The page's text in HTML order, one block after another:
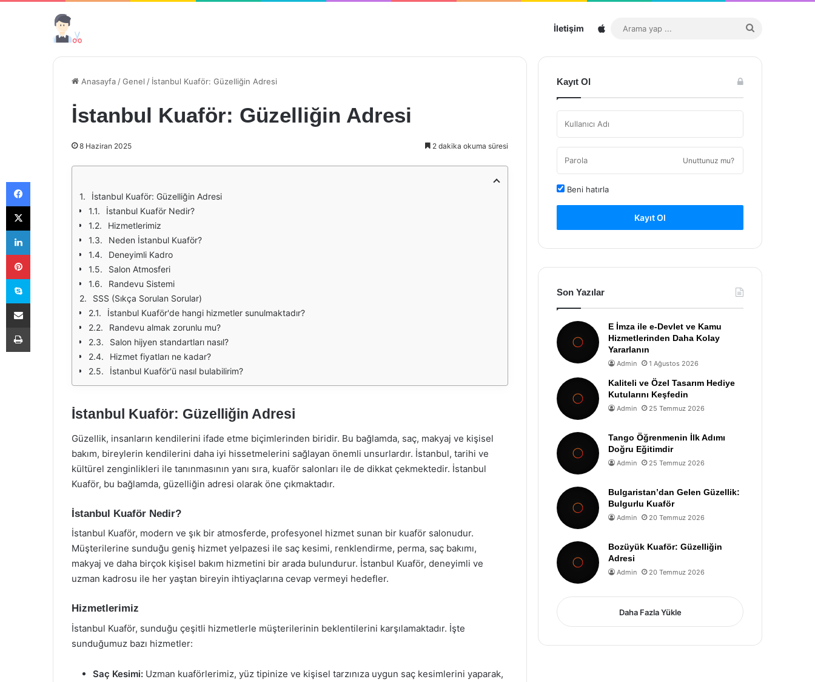
İletişim Sitemap
Anasayfa /Genel / İstanbul Kuaför: Güzelliğin Adresi
İstanbul Kuaför: Güzelliğin Adresi
8 Haziran 2025 2 dakika okuma süresi
İstanbul Kuaför: Güzelliğin Adresi
İstanbul Kuaför Nedir?
Hizmetlerimiz
Neden İstanbul Kuaför?
Deneyimli Kadro
Salon Atmosferi
Randevu Sistemi
SSS (Sıkça Sorulan Sorular)
İstanbul Kuaför'de hangi hizmetler sunulmaktadır?
Randevu almak zorunlu mu?
Salon hijyen standartları nasıl?
Hizmet fiyatları ne kadar?
İstanbul Kuaför'ü nasıl bulabilirim?
İstanbul Kuaför: Güzelliğin Adresi
Güzellik, insanların kendilerini ifade etme biçimlerinden biridir. Bu bağlamda, saç, makyaj ve kişisel
bakım, bireylerin kendilerini daha iyi hissetmelerini sağlayan önemli unsurlardır. İstanbul, tarihi ve
kültürel zenginlikleri ile tanınmasının yanı sıra, kuaför salonları ile de dikkat çekmektedir. İstanbul
Kuaför, bu bağlamda, güzelliğin adresi olarak öne çıkmaktadır.
İstanbul Kuaför Nedir?
İstanbul Kuaför, modern ve şık bir atmosferde, profesyonel hizmet sunan bir kuaför salonudur.
Müşterilerine sunduğu geniş hizmet yelpazesi ile saç kesimi, renklendirme, perma, saç bakımı,
makyaj ve daha birçok kişisel bakım hizmetini bir arada bulundurur. İstanbul Kuaför, deneyimli ve
uzman kadrosu ile her yaştan bireyin ihtiyaçlarına cevap vermeyi hedefler.
Hizmetlerimiz
İstanbul Kuaför, sunduğu çeşitli hizmetlerle müşterilerinin beklentilerini karşılamaktadır. İşte
sunduğumuz bazı hizmetler:
Saç Kesimi: Uzman kuaförlerimiz, yüz tipinize ve kişisel tarzınıza uygun saç kesimlerini yaparak,
Kayıt Ol
Unuttunuz mu?
Beni hatırla
Kayıt Ol
Son Yazılar
E İmza ile e-Devlet ve Kamu
Hizmetlerinden Daha Kolay
Yararlanın
Admin 1 Ağustos 2026
Kaliteli ve Özel Tasarım Hediye
Kutularını Keşfedin
Admin 25 Temmuz 2026
Tango Öğrenmenin İlk Adımı
Doğru Eğitimdir
Admin 25 Temmuz 2026
Bulgaristan’dan Gelen Güzellik:
Bulgurlu Kuaför
Admin 20 Temmuz 2026
Bozüyük Kuaför: Güzelliğin
Adresi
Admin 20 Temmuz 2026
Daha Fazla Yükle
Facebook
X
LinkedIn
Pinterest
Skype
E-Posta ile paylaş